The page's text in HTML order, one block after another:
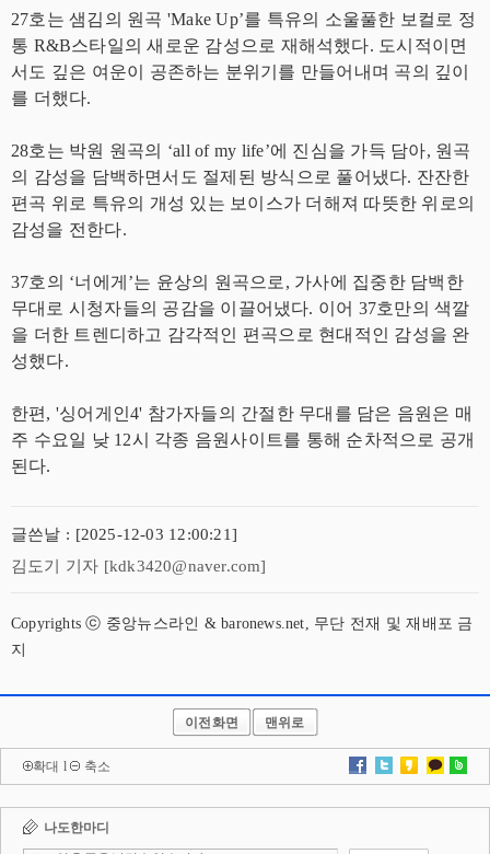
27호는 샘김의 원곡 'Make Up’를 특유의 소울풀한 보컬로 정
통 R&B스타일의 새로운 감성으로 재해석했다. 도시적이면
서도 깊은 여운이 공존하는 분위기를 만들어내며 곡의 깊이
를 더했다.
28호는 박원 원곡의 ‘all of my life’에 진심을 가득 담아, 원곡
의 감성을 담백하면서도 절제된 방식으로 풀어냈다. 잔잔한
편곡 위로 특유의 개성 있는 보이스가 더해져 따뜻한 위로의
감성을 전한다.
37호의 ‘너에게’는 윤상의 원곡으로, 가사에 집중한 담백한
무대로 시청자들의 공감을 이끌어냈다. 이어 37호만의 색깔
을 더한 트렌디하고 감각적인 편곡으로 현대적인 감성을 완
성했다.
한편, '싱어게인4' 참가자들의 간절한 무대를 담은 음원은 매
주 수요일 낮 12시 각종 음원사이트를 통해 순차적으로 공개
된다.
글쓴날 : [2025-12-03 12:00:21]
김도기 기자 [kdk3420@naver.com]
Copyrights ⓒ 중앙뉴스라인 & baronews.net, 무단 전재 및 재배포 금
지
이전화면 맨위로
확대 l 축소